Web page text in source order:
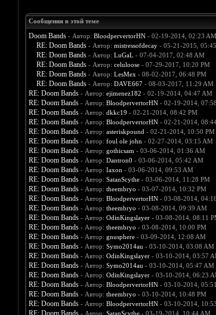
Сообщения в этой теме
Doom Bands - Автор: BloodpervertorHN- 02-19-2014, 02:23 AM
RE: Doom Bands - Автор: mistressofdecay- 05-21-2015,
RE: Doom Bands - Автор: LuGaL - 07-04-2017, 02:48 AM
RE: Doom Bands - Автор: celuloose- 07-29-2017, 10:20 PM
RE: Doom Bands - Автор: LesMex - 08-02-2017, 06:48 PM
RE: Doom Bands - Автор: DAVE667- 08-03-2017, 11:29 AM
RE: Doom Bands - Автор: ejimenez182 - 02-19-2014, 04:47 AM
RE: Doom Bands - Автор: BloodpervertorHN- 02-19-2014,
RE: Doom Bands - Автор: dkkc19 - 02-21-2014, 08:42 PM
RE: Doom Bands - Автор: BloodpervertorHN- 02-21-2014,
RE: Doom Bands - Автор: asteriskpound - 02-21-2014, 10:50 PM
RE: Doom Bands - Автор: foul ole john - 02-27-2014, 03:15 AM
RE: Doom Bands - Автор: gothicsam - 03-06-2014, 01:36 AM
RE: Doom Bands - Автор: Dantron0 - 03-06-2014, 05:42 AM
RE: Doom Bands - Автор: Iaxon - 03-06-2014, 09:53 AM
RE: Doom Bands - Автор: SatanScythe- 03-06-2014, 11:28 PM
RE: Doom Bands - Автор: theembryo - 03-07-2014, 10:32 PM
RE: Doom Bands - Автор: BloodpervertorHN- 03-08-2014,
RE: Doom Bands - Автор: theembryo - 03-08-2014, 09:39 AM
RE: Doom Bands - Автор: OdinKingslayer- 03-08-2014, 08:11
RE: Doom Bands - Автор: theembryo - 03-08-2014, 10:00 PM
RE: Doom Bands - Автор: gnusphere- 03-09-2014, 12:08 AM
RE: Doom Bands - Автор: Symo2014au - 03-10-2014, 03:08 AM
RE: Doom Bands - Автор: OdinKingslayer- 03-10-2014, 03:57
RE: Doom Bands - Автор: Symo2014au - 03-10-2014, 05:47 AM
RE: Doom Bands - Автор: OdinKingslayer- 03-10-2014, 06:23
RE: Doom Bands - Автор: BloodpervertorHN- 03-10-2014,
RE: Doom Bands - Автор: theembryo - 03-10-2014, 10:48 PM
RE: Doom Bands - Автор: BloodpervertorHN- 03-10-2014,
RE: Doom Bands - Автор: SatanScythe- 03-19-2014, 10:44 AM